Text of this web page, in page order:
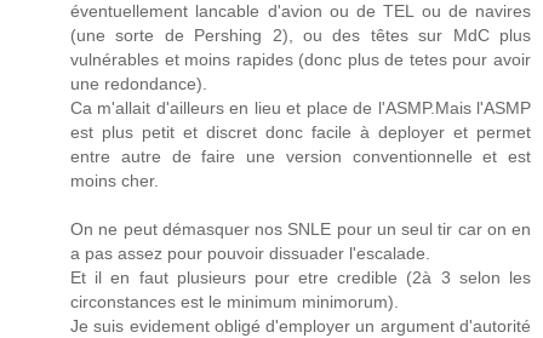
éventuellement lancable d'avion ou de TEL ou de navires
(une sorte de Pershing 2), ou des têtes sur MdC plus
vulnérables et moins rapides (donc plus de tetes pour avoir
une redondance).
Ca m'allait d'ailleurs en lieu et place de l'ASMP.Mais l'ASMP
est plus petit et discret donc facile à deployer et permet
entre autre de faire une version conventionnelle et est
moins cher.
On ne peut démasquer nos SNLE pour un seul tir car on en
a pas assez pour pouvoir dissuader l'escalade.
Et il en faut plusieurs pour etre credible (2à 3 selon les
circonstances est le minimum minimorum).
Je suis evidement obligé d'employer un argument d'autorité